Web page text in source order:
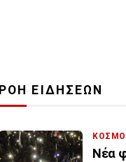
ΡΟΗ ΕΙΔΗΣΕΩΝ
Νέα